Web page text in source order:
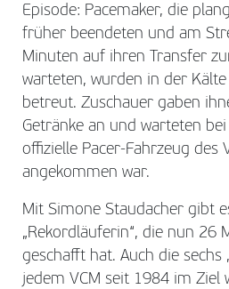
Episode: Pacemaker, die
früher beendeten und am
Minuten auf ihren Transfer
warteten, wurden in der
betreut. Zuschauer gaben
Getränke an und warteten
offizielle Pacer-Fahrzeug des
angekommen war.
Mit Simone Staudacher gibt
„Rekordläuferin“, die nun 26
geschafft hat. Auch die sechs
jedem VCM seit 1984 im Ziel